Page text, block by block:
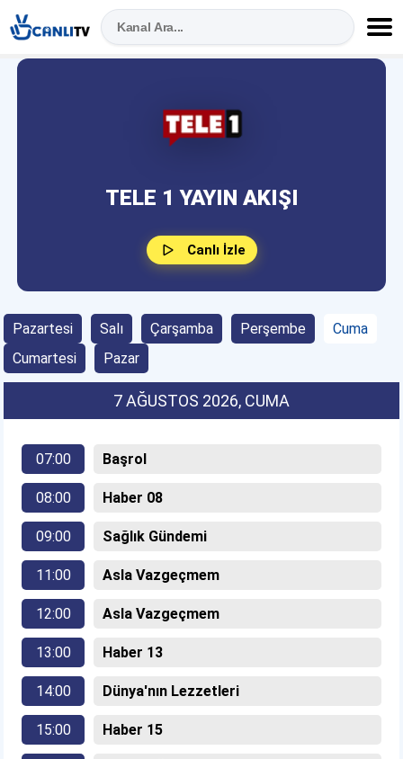
TELE 1 YAYIN AKIŞI
Canlı İzle
Pazartesi Salı Çarşamba Perşembe
Cuma
Cumartesi
Pazar
7 AĞUSTOS 2026, CUMA
07:00 Başrol
08:00 Haber 08
09:00 Sağlık Gündemi
11:00 Asla Vazgeçmem
12:00 Asla Vazgeçmem
13:00 Haber 13
14:00 Dünya'nın Lezzetleri
15:00 Haber 15